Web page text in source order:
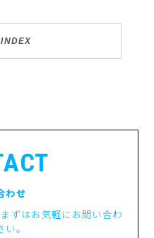
INDEX
わせ
ずはお気軽にお問い合わ
。